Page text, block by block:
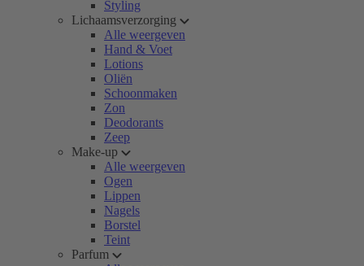
Styling
Lichaamsverzorging
Alle weergeven
Hand & Voet
Lotions
Oliën
Schoonmaken
Zon
Deodorants
Zeep
Make-up
Alle weergeven
Ogen
Lippen
Nagels
Borstel
Teint
Parfum